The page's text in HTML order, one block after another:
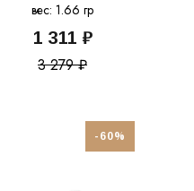
вес: 1.66 гр
1 311 ₽
3 279 ₽
-60%